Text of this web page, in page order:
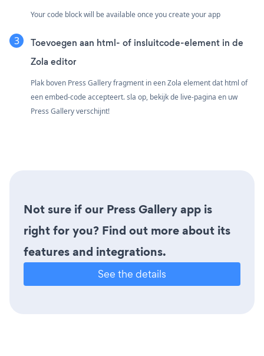
Your code block will be available once you create your app
Toevoegen aan html- of insluitcode-element in de
Zola editor
Plak boven Press Gallery fragment in een Zola element dat html of
een embed-code accepteert. sla op, bekijk de live-pagina en uw
Press Gallery verschijnt!
Not sure if our Press Gallery app is
right for you? Find out more about its
features and integrations.
See the details